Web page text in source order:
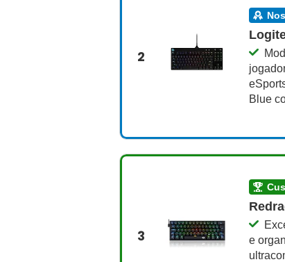
2
Blue
3
e